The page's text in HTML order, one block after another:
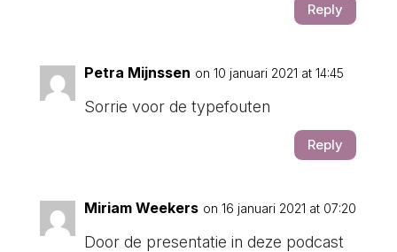
Reply
Petra Mijnssen on 10 januari 2021 at 14:45
Sorrie voor de typefouten
Reply
Miriam Weekers on 16 januari 2021 at 07:20
Door de presentatie in deze podcast